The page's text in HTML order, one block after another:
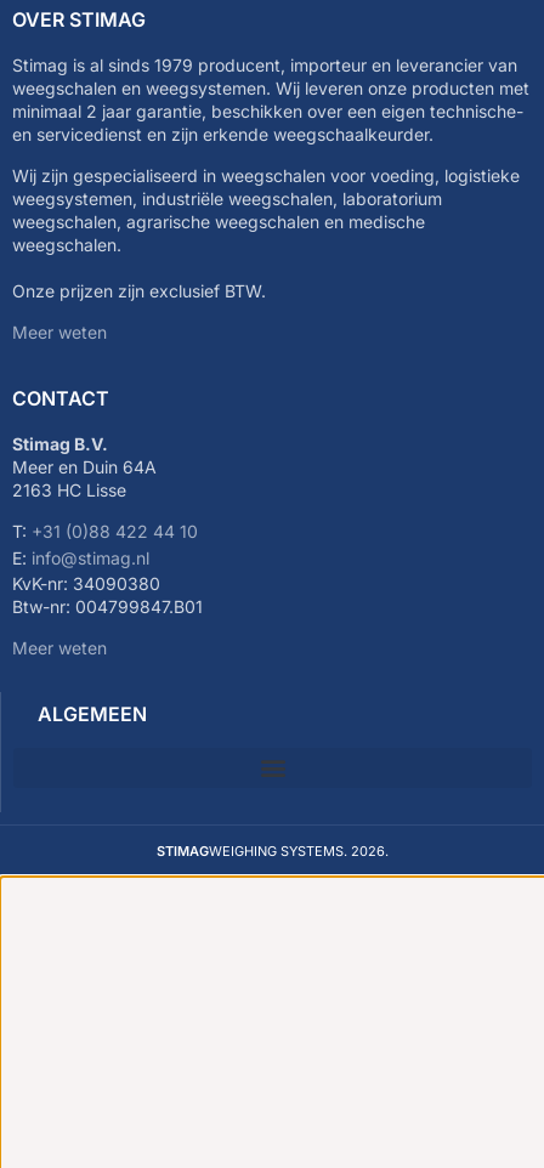
OVER STIMAG
Stimag is al sinds 1979 producent, importeur en leverancier van
weegschalen en weegsystemen. Wij leveren onze producten met
minimaal 2 jaar garantie, beschikken over een eigen technische-
en servicedienst en zijn erkende weegschaalkeurder.
Wij zijn gespecialiseerd in weegschalen voor voeding, logistieke
weegsystemen, industriële weegschalen, laboratorium
weegschalen, agrarische weegschalen en medische
weegschalen.
Onze prijzen zijn exclusief BTW.
Meer weten
CONTACT
Stimag B.V.
Meer en Duin 64A
2163 HC Lisse
T: +31 (0)88 422 44 10
E: info@stimag.nl
KvK-nr: 34090380
Btw-nr: 004799847.B01
Meer weten
ALGEMEEN
STIMAGWEIGHING SYSTEMS. 2026.